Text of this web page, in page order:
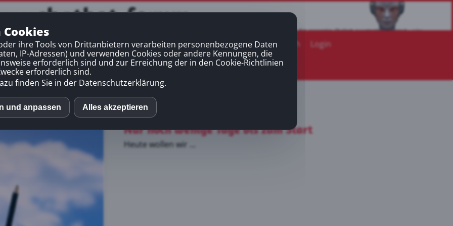
chatbot-forum
Basiskurs Chatbot-Aufbaukurs EU-Mittel Kontakt Mitgliederbereich Login
Nur noch wenige Tage bis zum Start
Heute wollen wir ...
ihre Tools von Drittanbietern verarbeiten personenbezogene Daten
IP-Adressen) und verwenden Cookies oder andere Kennungen, die
erforderlich sind und zur Erreichung der in den Cookie-Richtlinien
erforderlich sind.
finden Sie in der Datenschutzerklärung.
und anpassen Alles akzeptieren